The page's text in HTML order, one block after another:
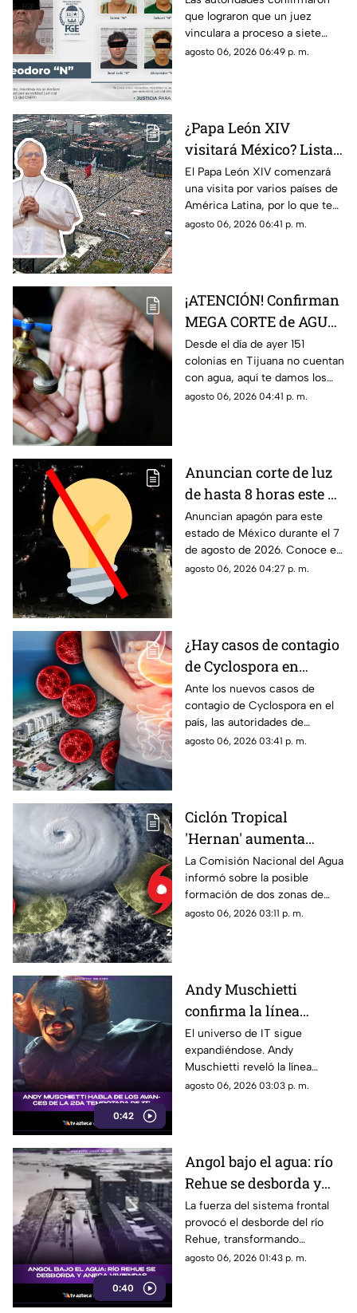
para siete personas
relacionadas con
narcoinvernaderos
que lograron que un juez
vinculara a proceso a siete
personas que están
agosto 06, 2026 06:49 p. m.
¿Papa León XIV
visitará México? Lista
COMPLETA de los
países de América
Latina a los que llegará
El Papa León XIV comenzará
una visita por varios países de
América Latina, por lo que te
compartimos la lista de cuáles
agosto 06, 2026 06:41 p. m.
¡ATENCIÓN! Confirman
MEGA CORTE de AGUA
en más de 150 colonias,
aquí la lista completa
Desde el día de ayer 151
colonias en Tijuana no cuentan
con agua, aquí te damos los
detalles.
agosto 06, 2026 04:41 p. m.
Anuncian corte de luz
de hasta 8 horas este 7
de agosto de 2026: ¿A
qué hora inicia el
apagón y quiénes se
quedarán sin
Anuncian apagón para este
estado de México durante el 7
de agosto de 2026. Conoce el
horario y las colonias que se
agosto 06, 2026 04:27 p. m.
¿Hay casos de contagio
de Cyclospora en
Quintana Roo? Esto
dicen las autoridades
sobre los turistas
contagiados de
Ante los nuevos casos de
contagio de Cyclospora en el
país, las autoridades de
Quintana Roo informaron
agosto 06, 2026 03:41 p. m.
Ciclón Tropical
'Hernan' aumenta
probabilidad de
formación: Vigilan dos
zonas de baja presión
con probablidad de
La Comisión Nacional del Agua
informó sobre la posible
formación de dos zonas de
baja presión con potencial
agosto 06, 2026 03:11 p. m.
0:42
Andy Muschietti
confirma la línea
temporal de la segunda
temporada de 'IT'
El universo de IT sigue
expandiéndose. Andy
Muschietti reveló la línea
temporal que seguirá la
agosto 06, 2026 03:03 p. m.
0:40
Angol bajo el agua: río
Rehue se desborda y
anega viviendas
La fuerza del sistema frontal
provocó el desborde del río
Rehue, transformando
distintos sectores de Angol en
agosto 06, 2026 01:43 p. m.